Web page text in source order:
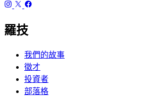
羅技
我們的故事
徵才
投資者
部落格